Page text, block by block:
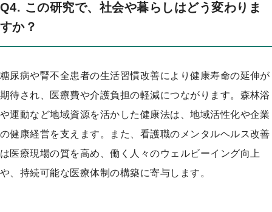
Q4. この研究で、社会や暮らしはどう変わりま
すか？
糖尿病や腎不全患者の生活習慣改善により健康寿命の延伸が
期待され、医療費や介護負担の軽減につながります。森林浴
や運動など地域資源を活かした健康法は、地域活性化や企業
の健康経営を支えます。また、看護職のメンタルヘルス改善
は医療現場の質を高め、働く人々のウェルビーイング向上
や、持続可能な医療体制の構築に寄与します。